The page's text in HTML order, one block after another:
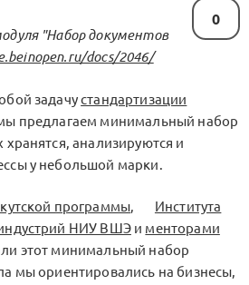
0
"Набор документов
docs/2046/
задачустандартизации
предлагаем минимальный набор
анализируются и
у небольшой марки.
программы,
Института
НИУ ВШЭи менторами
этот минимальный набор
мы ориентировались на бизнесы,